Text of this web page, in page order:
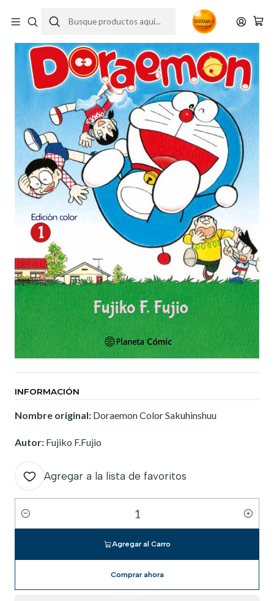
INFORMACIÓN
Nombre original: Doraemon Color Sakuhinshuu
Autor: Fujiko F.Fujio
Agregar a la lista de favoritos
Cantidad
Agregar al Carro
Comprar ahora